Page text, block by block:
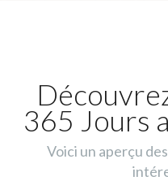
365 Jours
Voici un aperçu